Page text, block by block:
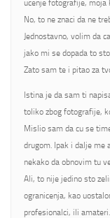
ucenje fotografije, moja
No, to ne znaci da ne
Jednostavno, volim da
jako mi se dopada to
Zato sam te i pitao za
Istina je da sam ti
toliko zbog fotografije,
Mislio sam da cu se
drugom. Ipak i dalje me
nekako da obnovim tu
Ali, to nije jedino sto
ogranicenja, kao
profesionalci, ili amateri.